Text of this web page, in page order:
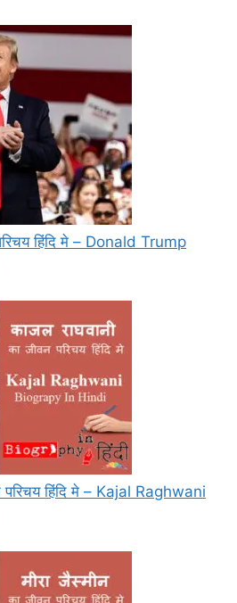
हिंदि मे – Donald Trump
परिचय हिंदि मे – Kajal Raghwani